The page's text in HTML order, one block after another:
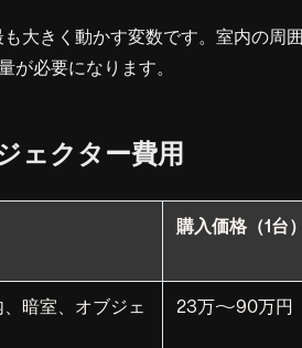
大きく動かす変数です。室内の周
が必要になります。
ェクター費用
購入価格（1台）
暗室、オブジェ
23万〜90万円